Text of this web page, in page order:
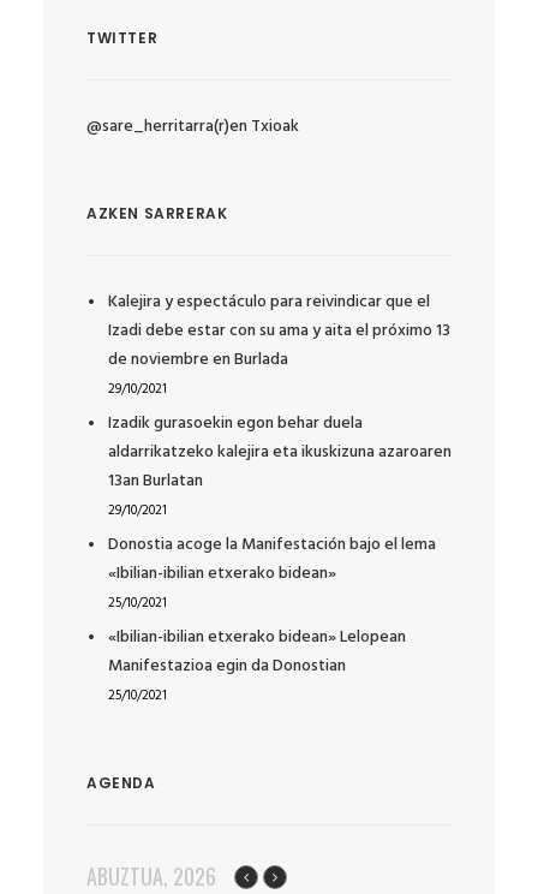
TWITTER
@sare_herritarra(r)en Txioak
AZKEN SARRERAK
Kalejira y espectáculo para reivindicar que el
Izadi debe estar con su ama y aita el próximo 13
de noviembre en Burlada
29/10/2021
Izadik gurasoekin egon behar duela
aldarrikatzeko kalejira eta ikuskizuna azaroaren
13an Burlatan
29/10/2021
Donostia acoge la Manifestación bajo el lema
«Ibilian-ibilian etxerako bidean»
25/10/2021
«Ibilian-ibilian etxerako bidean» Lelopean
Manifestazioa egin da Donostian
25/10/2021
AGENDA
ABUZTUA, 2026